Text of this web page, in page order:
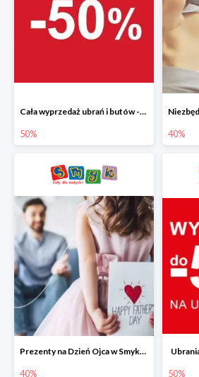
Cała wyprzedaż ubrań i butów -50%
50% 40%
Prezenty na Dzień Ojca w Smyku do -40%
40% 50%